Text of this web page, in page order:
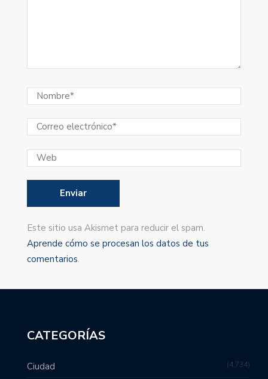
Este sitio usa Akismet para reducir el spam.
Aprende cómo se procesan los datos de tus
comentarios.
CATEGORÍAS
Ciudad 4,734